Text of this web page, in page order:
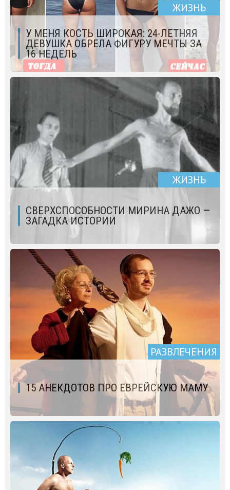
ЖИЗНЬ
У МЕНЯ КОСТЬ ШИРОКАЯ: 24-ЛЕТНЯЯ
ДЕВУШКА ОБРЕЛА ФИГУРУ МЕЧТЫ ЗА
16 НЕДЕЛЬ
ЖИЗНЬ
СВЕРХСПОСОБНОСТИ МИРИНА ДАЖО —
ЗАГАДКА ИСТОРИИ
РАЗВЛЕЧЕНИЯ
15 АНЕКДОТОВ ПРО ЕВРЕЙСКУЮ МАМУ